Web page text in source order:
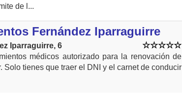
de l...
Fernández Iparraguirre
Iparraguirre, 6
médicos autorizado para la renovación de
Solo tienes que traer el DNI y el carnet de conducir